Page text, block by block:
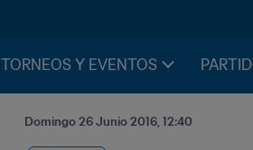
TORNEOS Y EVENTOS
Domingo 26 Junio 2016, 12:40